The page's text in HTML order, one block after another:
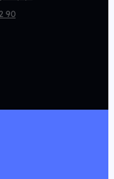
Automation
90